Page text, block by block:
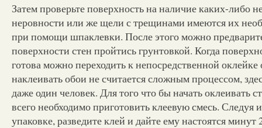
Затем проверьте поверхность на наличие каких-либо
неровности или же щели с трещинами имеются их
при помощи шпаклевки. После этого можно
поверхности стен пройтись грунтовкой. Когда
готова можно переходить к непосредственной
наклеивать обои не считается сложным процессом,
даже один человек. Для того что бы начать оклеивать
всего необходимо приготовить клеевую смесь. Следуя
упаковке, разведите клей и дайте ему настоятся минут